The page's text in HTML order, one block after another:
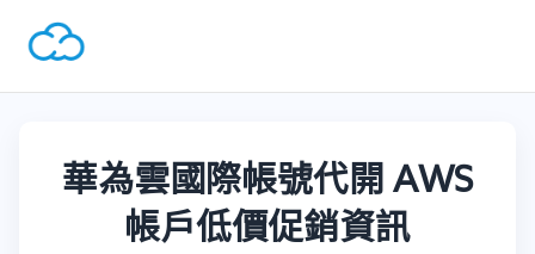
華為雲國際帳號代開 AWS
帳戶低價促銷資訊